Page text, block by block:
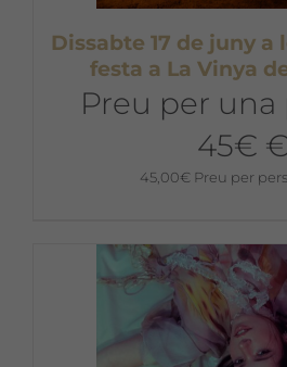
Dissabte 17 de juny a
festa a La Vinya
Preu per una
45€ €
45,00€ Preu per